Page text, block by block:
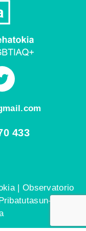
433
| Observatorio
Pribatutasun-politika